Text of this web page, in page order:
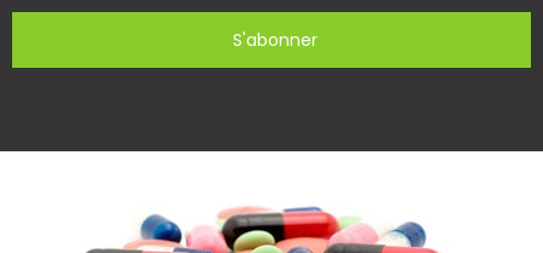
S'abonner